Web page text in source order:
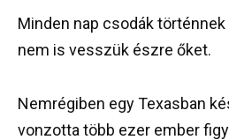
Minden nap csodák
nem is vesszük észre őket.
Nemrégiben egy Texasban
vonzotta több ezer ember